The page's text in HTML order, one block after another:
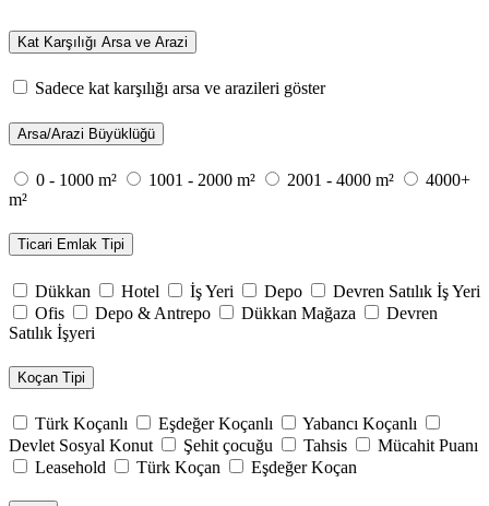
Kat Karşılığı Arsa ve Arazi
Sadece kat karşılığı arsa ve arazileri göster
Arsa/Arazi Büyüklüğü
0 - 1000 m² 1001 - 2000 m² 2001 - 4000 m²
4000+
m²
Ticari Emlak Tipi
Dükkan Hotel İş Yeri Depo
Devren Satılık İş Yeri
Ofis
Depo & Antrepo Dükkan Mağaza
Devren
Satılık İşyeri
Koçan Tipi
Türk Koçanlı Eşdeğer Koçanlı
Yabancı Koçanlı
Devlet Sosyal Konut
Şehit çocuğu Tahsis
Mücahit Puanı
Leasehold
Türk Koçan Eşdeğer Koçan